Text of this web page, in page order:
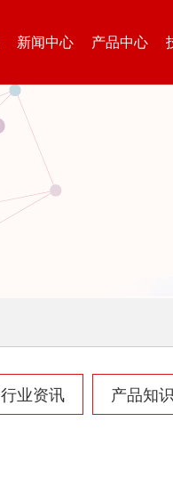
新闻中心 产品中心
行业资讯 产品知识